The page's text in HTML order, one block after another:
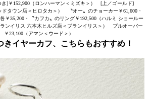
き]￥152,900（ロンハーマン＜ミズキ＞） [上／ゴールド]
ドタウン店＜ヒロタカ＞） 〝オー〟のチョーカー￥61,600・
￥35,200・〝カフカ〟のリング￥192,500（ハルミ ショールー
ンイリス 六本木ヒルズ店＜ブランイリス＞） プルオーバー
￥23,100（アマン＜ウード＞）
きイヤーカフ、こちらもおすすめ！